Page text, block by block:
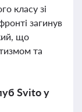
класу зі
загинув
що
та
Svito у